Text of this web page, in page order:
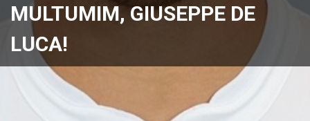
MULTUMIM, GIUSEPPE DE
LUCA!